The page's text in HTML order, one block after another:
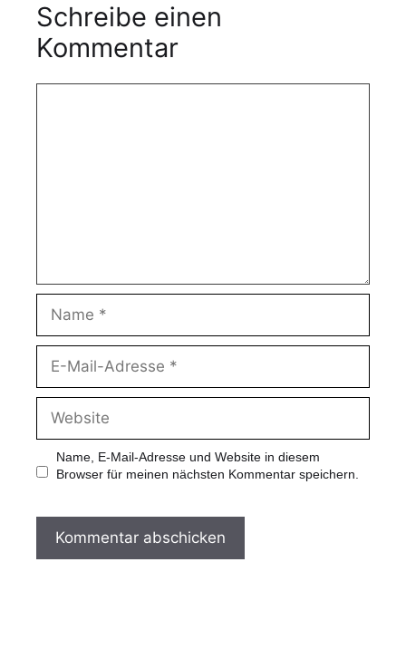
Schreibe einen
Kommentar
Name, E-Mail-Adresse und Website in diesem
Browser für meinen nächsten Kommentar speichern.